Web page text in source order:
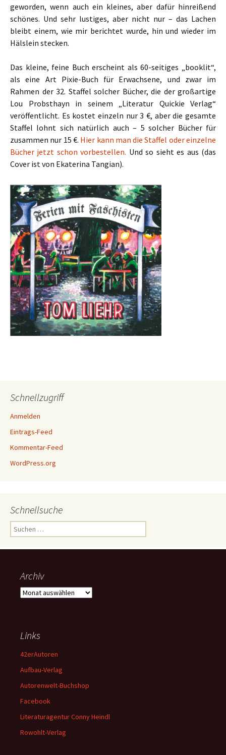
geworden, wenn auch ein kleines, aber dafür hinreißend
schönes. Und sehr lustiges, aber nicht nur – das Lachen
bleibt einem, wie mir berichtet wurde, hin und wieder im
Hälslein stecken.
Das kleine, feine Buch erscheint als 60-seitiges „booklit“,
als eine Art Pixie-Buch für Erwachsene, und zwar im
Rahmen der 32. Staffel solcher Bücher, die der großartige
Lou Probsthayn in seinem „Literatur Quickie Verlag“
veröffentlicht. Es kostet einzeln nur 3 €, aber die gesamte
Staffel lohnt sich natürlich auch – 5 solcher Bücher für
zusammen nur 15 €. Hier kann man die Staffel oder einzelne
Bücher jetzt schon vorbestellen. Und so sieht es aus (das
Cover ist von Ekaterina Tangian).
Schnellzugriff
Anmelden
Eintrags-Feed
Kommentar-Feed
WordPress.org
Schnellsuche
Suchen
nach:
Archiv
Archiv
Links
42erAutoren
Aufbau-Verlag
Autorenwelt-Buchshop
Facebook
Literaturagentur Conny Heindl
Rowohlt-Verlag